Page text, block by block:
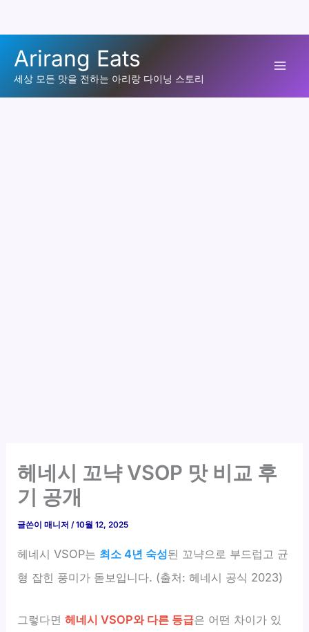
로
Arirang Eats
세상 모든 맛을 전하는 아리랑 다이닝 스토리
헤네시 꼬냑 VSOP 맛 비교 후
기 공개
글쓴이매니저/10월 12, 2025
헤네시 VSOP는 최소 4년 숙성된 꼬냑으로 부드럽고 균
형 잡힌 풍미가 돋보입니다. (출처: 헤네시 공식 2023)
그렇다면헤네시 VSOP와 다른 등급은 어떤 차이가 있